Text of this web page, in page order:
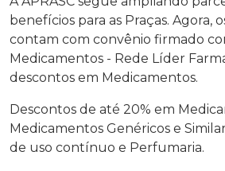
benefícios para as Praças. Agora,
contam com convênio firmado
Medicamentos - Rede Líder
descontos em Medicamentos.
Descontos de até 20% em
Medicamentos Genéricos e
de uso contínuo e Perfumaria.